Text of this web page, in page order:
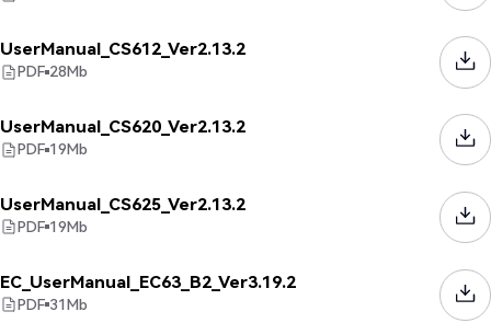
UserManual_CS612_Ver2.13.2
PDF 28Mb
UserManual_CS620_Ver2.13.2
PDF 19Mb
UserManual_CS625_Ver2.13.2
PDF 19Mb
EC_UserManual_EC63_B2_Ver3.19.2
PDF 31Mb